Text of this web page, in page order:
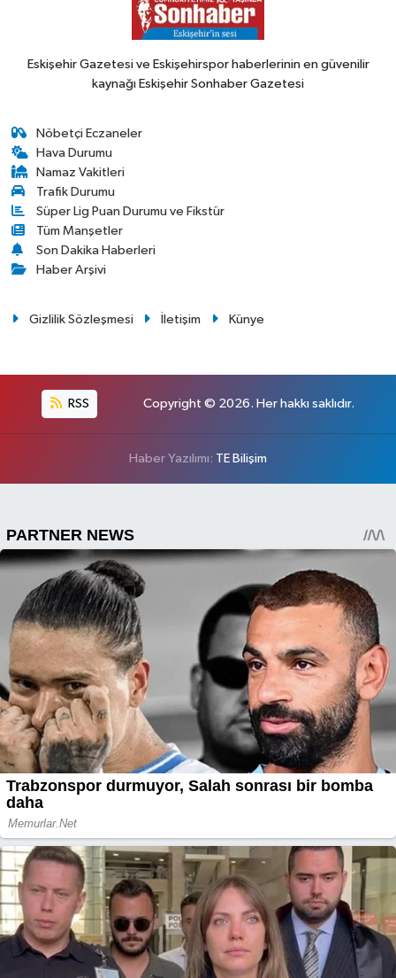
Eskişehir Gazetesi ve Eskişehirspor haberlerinin en güvenilir
kaynağı Eskişehir Sonhaber Gazetesi
Nöbetçi Eczaneler
Hava Durumu
Namaz Vakitleri
Trafik Durumu
Süper Lig Puan Durumu ve Fikstür
Tüm Manşetler
Son Dakika Haberleri
Haber Arşivi
Gizlilik Sözleşmesi İletişim Künye
RSS Copyright © 2026. Her hakkı saklıdır.
Haber Yazılımı: TE Bilişim